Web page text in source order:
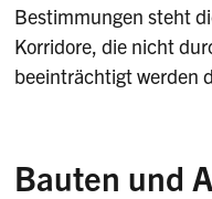
Bestimmungen steht
Korridore, die nicht
beeinträchtigt werden
Bauten und